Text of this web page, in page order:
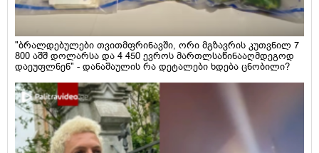
"ბრალდებულები თვითმფრინავში, ორი მგზავრის კუთვნილ 7
800 აშშ დოლარსა და 4 450 ევროს მართლსაწინააღმდეგოდ
დაეუფლნენ" - დანაშაულის რა დეტალები ხდება ცნობილი?